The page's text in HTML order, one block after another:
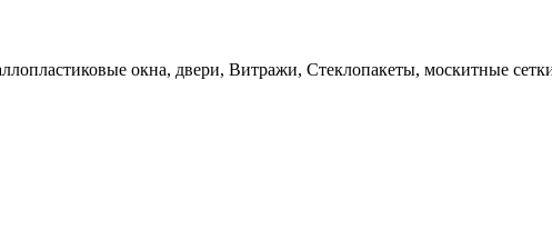
окна, двери, Витражи, Стеклопакеты, москитные